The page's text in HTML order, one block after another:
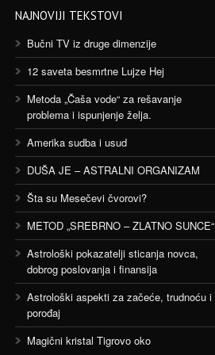
NAJNOVIJI TEKSTOVI
Bučni TV iz druge dimenzije
12 saveta besmrtne Lujze Hej
Metoda „Čaša vode“ za rešavanje
problema i ispunjenje želja.
Amerika sudba i usud
DUŠA JE – ASTRALNI ORGANIZAM
Šta su Mesečevi čvorovi?
METOD „SREBRNO – ZLATNO SUNCE“
Astrološki pokazatelji sticanja novca,
dobrog poslovanja i finansija
Astrološki aspekti za začeće, trudnoću i
porođaj
Magični kristal Tigrovo oko